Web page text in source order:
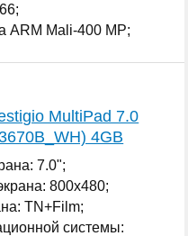
ARM Mali-400 MP;
MultiPad 7.0
4GB
7.0";
800x480;
TN+Film;
системы: